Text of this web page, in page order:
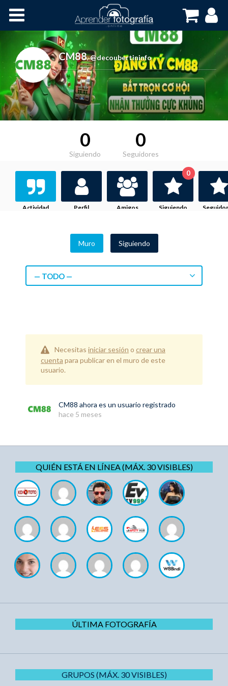
Cursos OnLine
CM88,@decoubertininfo
0
Siguiendo
0
Seguidores
Actividad Perfil Amigos Siguiendo
0
Muro Siguiendo
— TODO —
Necesitas iniciar sesión o crear una
cuenta para publicar en el muro de este
usuario.
CM88 ahora es un usuario registrado
hace 5 meses
QUIÉN ESTÁ EN LÍNEA (MÁX. 30 VISIBLES)
ÚLTIMA FOTOGRAFÍA
GRUPOS (MÁX. 30 VISIBLES)